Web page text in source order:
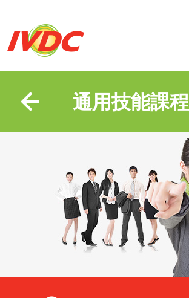
通用技能課程